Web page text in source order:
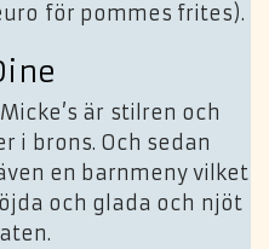
för pommes frites).
är stilren och
i brons. Och sedan
en barnmeny vilket
och glada och njöt